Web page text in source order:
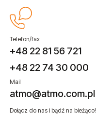
Telefon/fax
+48 22 81 56 721
+48 22 74 30 000
Mail
atmo@atmo.com.pl
Dołącz do nas i bądź na bieżąco!